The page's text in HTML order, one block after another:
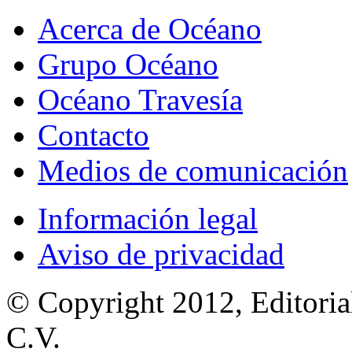
Acerca de Océano
Grupo Océano
Océano Travesía
Contacto
Medios de comunicación
Información legal
Aviso de privacidad
© Copyright 2012,
C.V.